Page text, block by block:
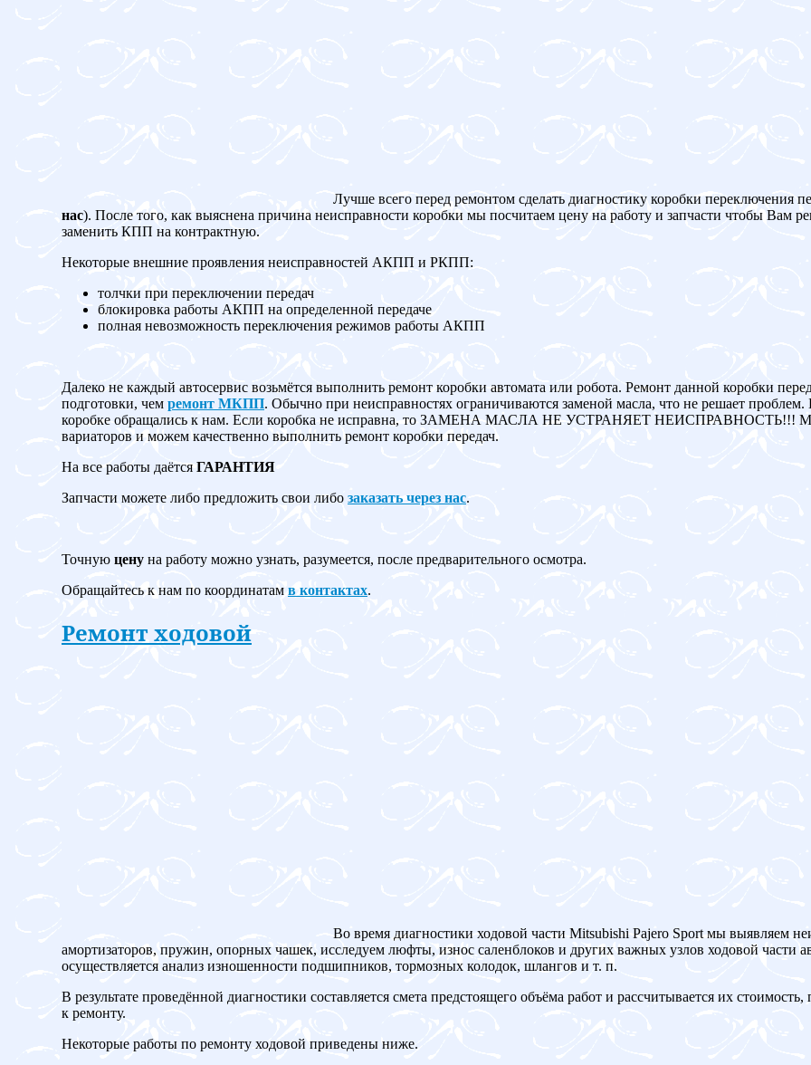
Лучше всего перед ремонтом сделать диагностику коробки переключения
нас). После того, как выяснена причина неисправности коробки мы посчитаем цену на работу и запчасти чтобы Вам
заменить КПП на контрактную.
Некоторые внешние проявления неисправностей АКПП и РКПП:
толчки при переключении передач
блокировка работы АКПП на определенной передаче
полная невозможность переключения режимов работы АКПП
Далеко не каждый автосервис возьмётся выполнить ремонт коробки автомата или робота. Ремонт данной коробки
подготовки, чем ремонт МКПП. Обычно при неисправностях ограничиваются заменой масла, что не решает
коробке обращались к нам. Если коробка не исправна, то ЗАМЕНА МАСЛА НЕ УСТРАНЯЕТ НЕИСПРАВНОСТЬ!!!
вариаторов и можем качественно выполнить ремонт коробки передач.
На все работы даётся ГАРАНТИЯ
Запчасти можете либо предложить свои либо заказать через нас.
Точную цену на работу можно узнать, разумеется, после предварительного осмотра.
Обращайтесь к нам по координатам в контактах.
Ремонт ходовой
Во время диагностики ходовой части Mitsubishi Pajero Sport мы выявляем
амортизаторов, пружин, опорных чашек, исследуем люфты, износ саленблоков и других важных узлов ходовой части
осуществляется анализ изношенности подшипников, тормозных колодок, шлангов и т. п.
В результате проведённой диагностики составляется смета предстоящего объёма работ и рассчитывается их
к ремонту.
Некоторые работы по ремонту ходовой приведены ниже.